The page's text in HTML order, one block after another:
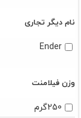
قطعات الکترونیکی
چند رنگ
نام دیگر تجاری
Ender
وزن فیلامنت
250گرم